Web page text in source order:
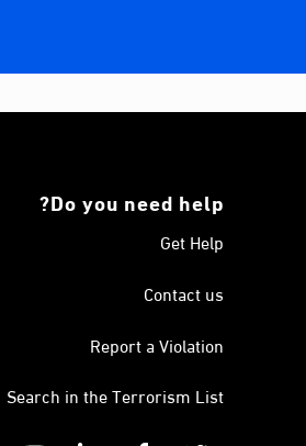
Do you need help?
Get Help
Contact us
Report a Violation
Search in the Terrorism List